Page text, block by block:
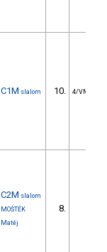
C1M slalom 10. 4/VM
C2M slalom
MOŠTĚK
Matěj
8.